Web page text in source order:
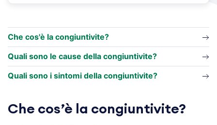
Che cos'è la congiuntivite?
Quali sono le cause della congiuntivite?
Quali sono i sintomi della congiuntivite?
Che cos’è la congiuntivite?